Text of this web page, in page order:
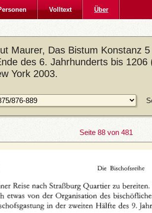
Volltext Über
Maurer, Das Bistum Konstanz
des 6. Jahrhunderts bis 1206
York 2003.
Seite 88 von 481